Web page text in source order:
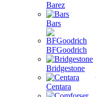
Barez
Bars
BFGoodrich
Bridgestone
Centara